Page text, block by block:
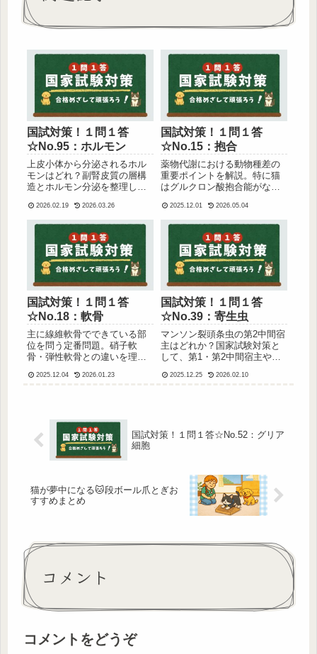
国試対策！１問１答
☆No.95：ホルモン
上皮小体から分泌されるホル
モンはどれ？副腎皮質の層構
造とホルモン分泌を整理しな
択問題でわかりやすく解説し
ます。愛玩動物看護師国家試
験対策におすすめの一問一答
シリーズです📚🐾
2026.02.19 2026.03.26
国試対策！１問１答
☆No.15：抱合
薬物代謝における動物種差の
重要ポイントを解説。特に猫
はグルクロン酸抱合能がない
出の内容です。選択肢付きで
わかりやすく学習できます。
2025.12.01 2026.05.04
国試対策！１問１答
☆No.18：軟骨
主に線維軟骨でできている部
位を問う定番問題。硝子軟
骨・弾性軟骨との違いを理解
をわかりやすく解説します。
2025.12.04 2026.01.23
国試対策！１問１答
☆No.39：寄生虫
マンソン裂頭条虫の第2中間宿
主はどれか？国家試験対策と
して、第1・第2中間宿主や待
すく整理。ケンミジンコ・カ
2025.12.25 2026.02.10
国試対策！１問１答☆No.52：グリア
細胞
猫が夢中になる🐱段ボール爪とぎお
すすめまとめ
コメント
コメントをどうぞ